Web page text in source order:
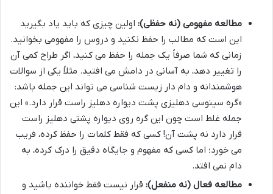
مطالعه مفهومی (نه حفظی): اولین چیزی که باید یاد بگیرید
این است که مطالب را حفظ نکنید و دروس را مفهومی بخوانید.
زمانی که شما صرفاً یک جمله را حفظ می کنید، اگر طراح کمی آن
را تغییر دهد، به آسانی در دامش می افتید. مثلاً یکی از سوالات
هوشمندانه و دام دار زیست شناسی می تواند این جمله باشد:
«گره سینوسی دهلیزی پشت دیواره دهلیز راست قرار دارد.» این
جمله غلط است چون این گره روی دیواره پشتی دهلیز راست
قرار دارد نه پشت آن! کسی که فقط کلمات را حفظ کرده، فریب
می خورد؛ اما کسی که مفهوم و جایگاه دقیق را درک کرده، به
دام نمی افتد.
مطالعه فعال (نه منفعل): قرار نیست فقط خواننده باشید و